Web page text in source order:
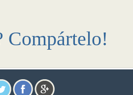
Compártelo!